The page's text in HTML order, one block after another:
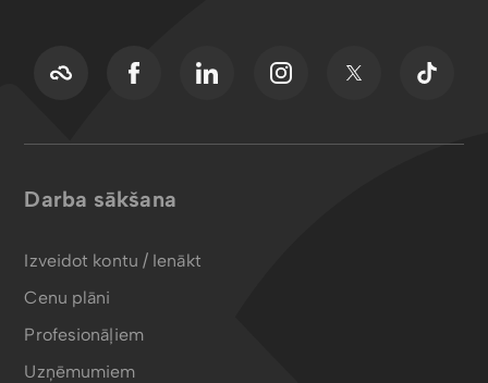
Darba sākšana
Izveidot kontu / Ienākt
Cenu plāni
Profesionāļiem
Uzņēmumiem